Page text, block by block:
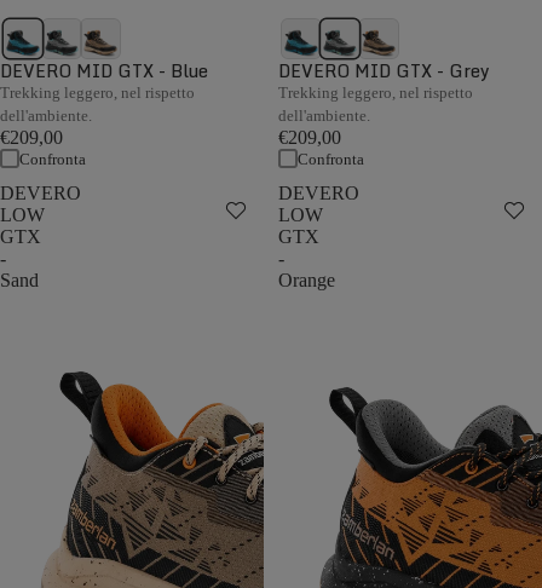
DEVERO MID GTX - Blue
Trekking leggero, nel rispetto
dell'ambiente.
€209,00
Confronta
DEVERO MID GTX - Grey
Trekking leggero, nel rispetto
dell'ambiente.
€209,00
Confronta
DEVERO
LOW
GTX
-
Sand
DEVERO
LOW
GTX
-
Orange